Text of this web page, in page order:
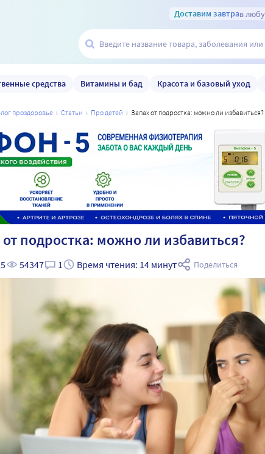
Доставим завтрав
средства Витамины и бад Красота и базовый уход
блог проздоровье статьи про детей запах от подростка: можно ли избавиться?
от подростка: можно ли избавиться?
54347 1 Время чтения: 14 минут Поделиться